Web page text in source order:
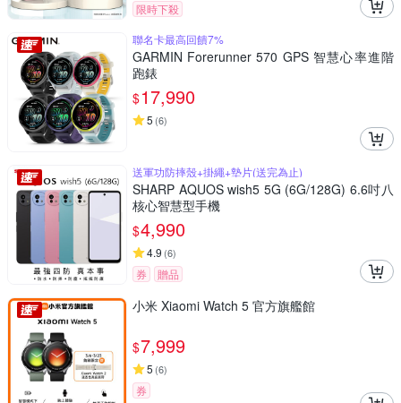
限時下殺
聯名卡最高回饋7%
GARMIN Forerunner 570 GPS 智慧心率進階
跑錶
$17,990
5 (6)
送軍功防摔殼+掛繩+墊片(送完為止)
SHARP AQUOS wish5 5G (6G/128G) 6.6吋八
核心智慧型手機
$4,990
4.9 (6)
券 贈品
小米 Xiaomi Watch 5 官方旗艦館
$7,999
5 (6)
券